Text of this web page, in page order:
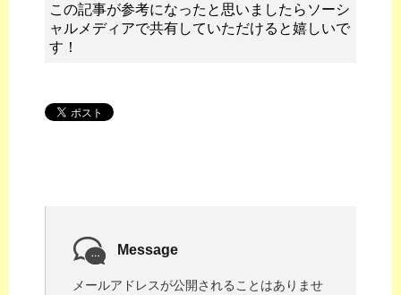
この記事が参考になったと思いましたらソーシ
ャルメディアで共有していただけると嬉しいで
す！
Message
メールアドレスが公開されることはありませ